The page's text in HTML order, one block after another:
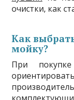
очистки, как
Как
мойку?
При